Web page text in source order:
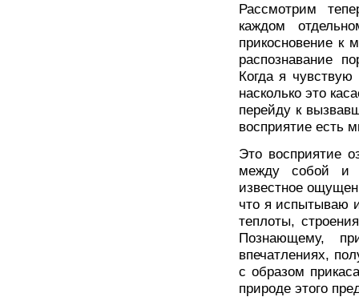
Рассмотрим
каждом
прикосновение к
распознавание
Когда я
насколько это
перейду к
восприятие есть
Это восприятие
между собой и
известное
что я испытываю
теплоты,
Познающему,
впечатлениях,
с образом
природе этого